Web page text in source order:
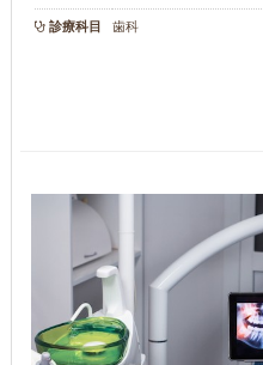
診療科目 歯科